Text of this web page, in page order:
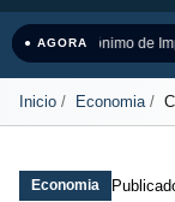
● AGORASinônimo de
Inicio Economia
Economia